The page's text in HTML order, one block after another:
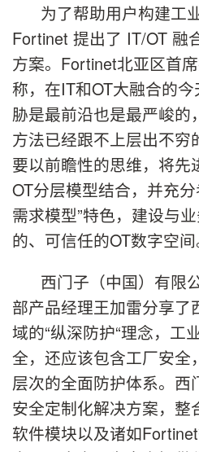
为了帮助用户构建工
Fortinet 提出了 IT/OT 融
方案。Fortinet北亚区首
称，在IT和OT大融合的
胁是最前沿也是最严峻的
方法已经跟不上层出不穷
要以前瞻性的思维，将先
OT分层模型结合，并充
需求模型”特色，建设与
的、可信任的OT数字空间
西门子（中国）有限
部产品经理王加雷分享了
域的“纵深防护“理念，工
全，还应该包含工厂安全
层次的全面防护体系。西
安全定制化解决方案，整
软件模块以及诸如